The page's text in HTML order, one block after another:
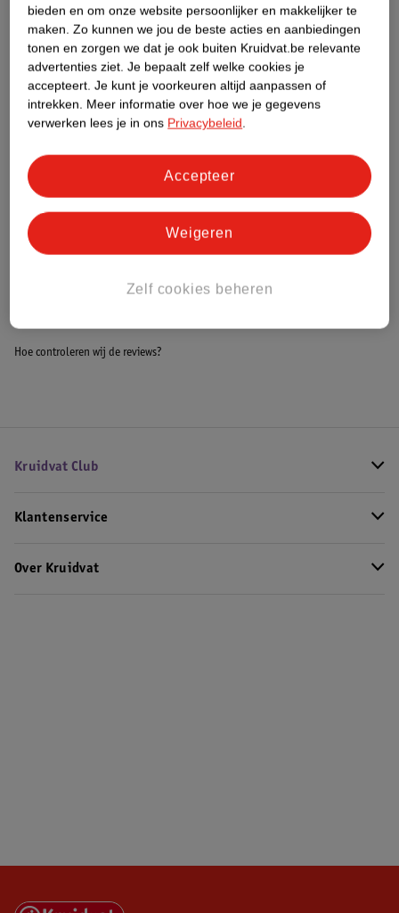
Etiketinformatie
Nature Impact Score
Dit product heeft (nog) geen Nature
Impact Score.
Meer informatie
Bestel & Bezorginformatie
Hoe controleren wij de reviews?
Kruidvat Club
Klantenservice
Over Kruidvat
bieden en om onze website persoonlijker en makkelijker te
maken. Zo kunnen we jou de beste acties en aanbiedingen
tonen en zorgen we dat je ook buiten Kruidvat.be relevante
advertenties ziet. Je bepaalt zelf welke cookies je
accepteert. Je kunt je voorkeuren altijd aanpassen of
intrekken. Meer informatie over hoe we je gegevens
verwerken lees je in ons Privacybeleid.
Zelf cookies beheren
Weigeren
Accepteer